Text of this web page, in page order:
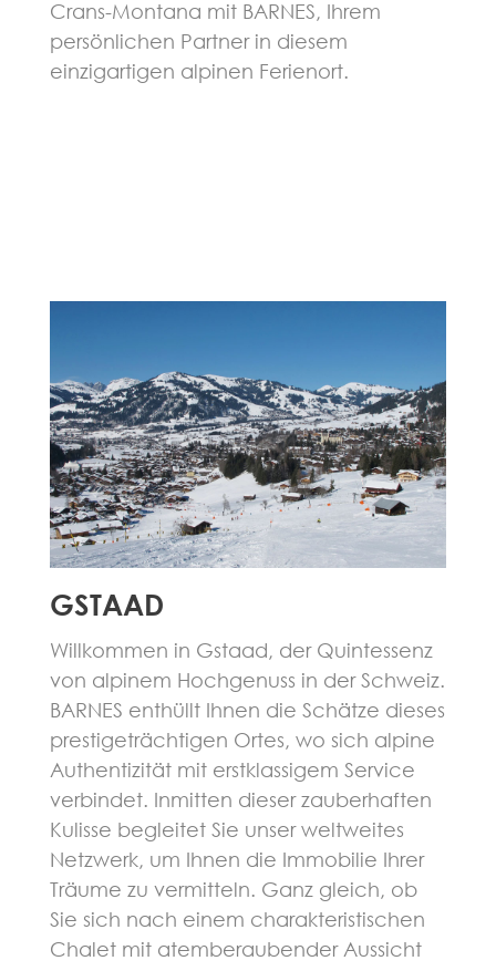
Crans-Montana mit BARNES, Ihrem
persönlichen Partner in diesem
einzigartigen alpinen Ferienort.
GSTAAD
Willkommen in Gstaad, der Quintessenz
von alpinem Hochgenuss in der Schweiz.
BARNES enthüllt Ihnen die Schätze dieses
prestigeträchtigen Ortes, wo sich alpine
Authentizität mit erstklassigem Service
verbindet. Inmitten dieser zauberhaften
Kulisse begleitet Sie unser weltweites
Netzwerk, um Ihnen die Immobilie Ihrer
Träume zu vermitteln. Ganz gleich, ob
Sie sich nach einem charakteristischen
Chalet mit atemberaubender Aussicht